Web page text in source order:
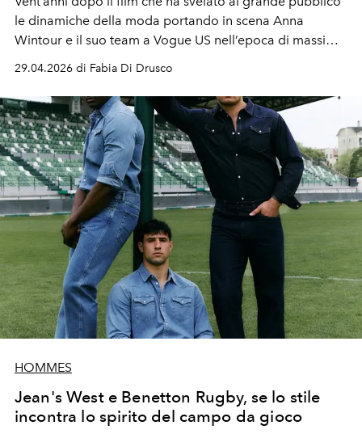
le dinamiche della moda portando in scena Anna
Wintour e il suo team a Vogue US nell’epoca di massimo
potere dei fashion magazines, il sequel fotografa il
billionaires e fondi finanziari che comprano le testate
dettando le regole, oltre a nuove policies di inclusività.
29.04.2026 di Fabia Di Drusco
HOMMES
Jean's West e Benetton Rugby, se lo stile
incontra lo spirito del campo da gioco